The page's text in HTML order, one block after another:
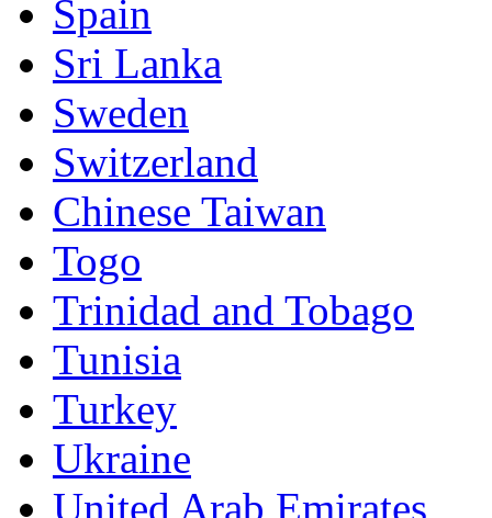
Spain
Sri Lanka
Sweden
Switzerland
Chinese Taiwan
Togo
Trinidad and Tobago
Tunisia
Turkey
Ukraine
United Arab Emirates